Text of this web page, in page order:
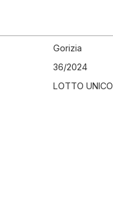
Gorizia
36/2024
LOTTO UNICO